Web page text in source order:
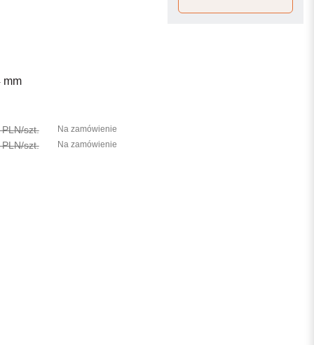
mm
szt. Na zamówienie
szt. Na zamówienie